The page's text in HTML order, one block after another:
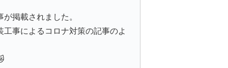
掲載されました。
事によるコロナ対策の記事のよ